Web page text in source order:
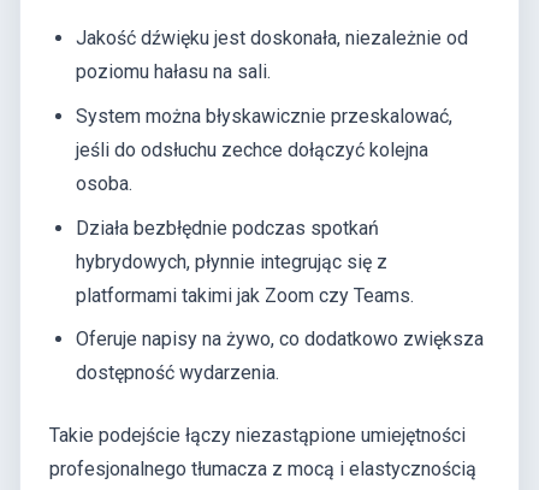
Jakość dźwięku jest doskonała, niezależnie od
poziomu hałasu na sali.
System można błyskawicznie przeskalować,
jeśli do odsłuchu zechce dołączyć kolejna
osoba.
Działa bezbłędnie podczas spotkań
hybrydowych, płynnie integrując się z
platformami takimi jak Zoom czy Teams.
Oferuje napisy na żywo, co dodatkowo zwiększa
dostępność wydarzenia.
Takie podejście łączy niezastąpione umiejętności
profesjonalnego tłumacza z mocą i elastycznością